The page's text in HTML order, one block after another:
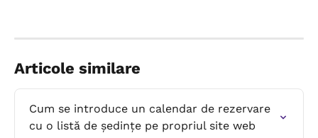
Articole similare
Cum se introduce un calendar de rezervare
cu o listă de ședințe pe propriul site web